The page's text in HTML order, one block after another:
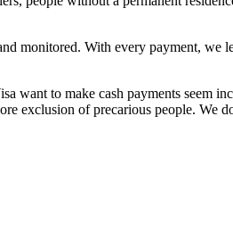
monitored. With every payment, we
want to make cash payments seem
exclusion of precarious people. We